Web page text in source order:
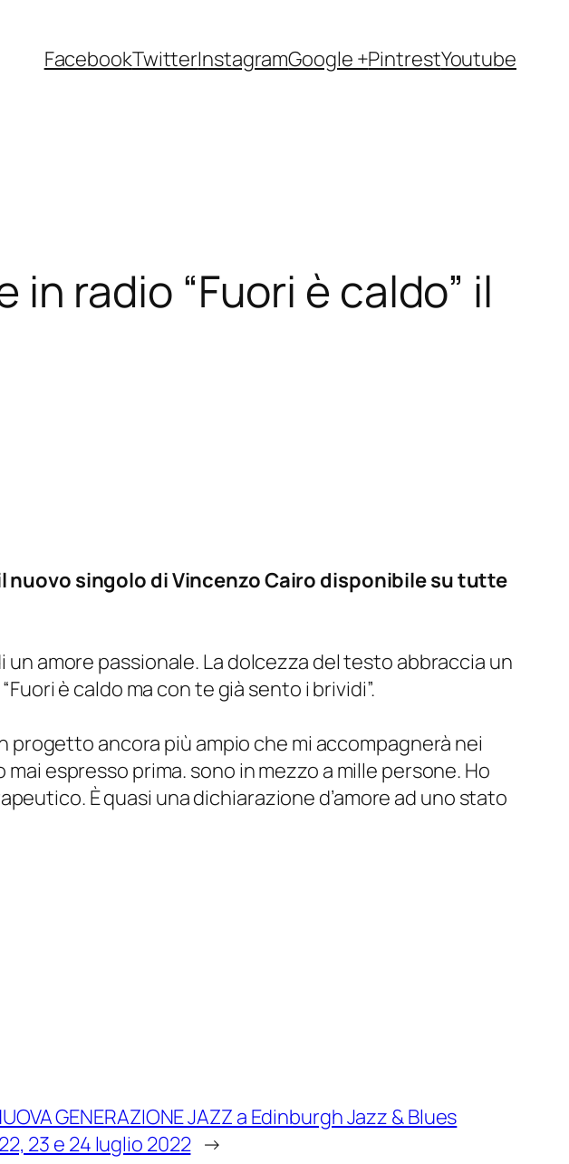
FacebookTwitterInstagramGoogle +PintrestYoutube
radio “Fuori è caldo” il
il nuovo singolo di Vincenzo Cairo disponibile su tutte
amore passionale. La dolcezza del testo abbraccia un
“Fuori è caldo ma con te già sento i brividi”.
progetto ancora più ampio che mi accompagnerà nei
espresso prima. sono in mezzo a mille persone. Ho
È quasi una dichiarazione d’amore ad uno stato
GENERAZIONE JAZZ a Edinburgh Jazz & Blues
23 e 24 luglio 2022 →